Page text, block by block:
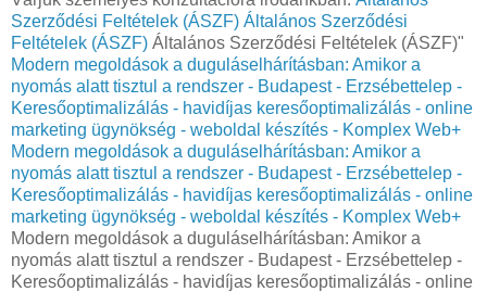
Szerződési Feltételek (ÁSZF) Általános Szerződési
Feltételek (ÁSZF) Általános Szerződési Feltételek (ÁSZF)"
Modern megoldások a duguláselhárításban: Amikor a
nyomás alatt tisztul a rendszer - Budapest - Erzsébettelep -
Keresőoptimalizálás - havidíjas keresőoptimalizálás - online
marketing ügynökség - weboldal készítés - Komplex Web+
Modern megoldások a duguláselhárításban: Amikor a
nyomás alatt tisztul a rendszer - Budapest - Erzsébettelep -
Keresőoptimalizálás - havidíjas keresőoptimalizálás - online
marketing ügynökség - weboldal készítés - Komplex Web+
Modern megoldások a duguláselhárításban: Amikor a
nyomás alatt tisztul a rendszer - Budapest - Erzsébettelep -
Keresőoptimalizálás - havidíjas keresőoptimalizálás - online